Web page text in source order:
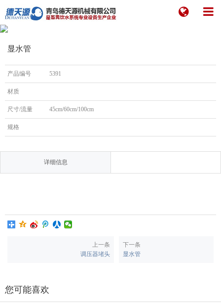
显水管
产品编号 5391
材质
尺寸/流量 45cm/60cm/100cm
规格
详细信息
上一条
调压器堵头
下一条
显水管
您可能喜欢